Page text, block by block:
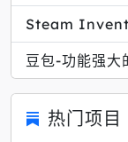
Steam
豆包-功能强
热门项目